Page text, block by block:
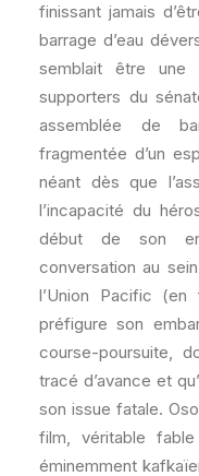
finissant jamais
barrage d’eau
semblait être une
supporters du
assemblée de
fragmentée d’un
néant dès que
l’incapacité du
début de son
conversation au
l’Union Pacific
préfigure son
course-poursuite,
tracé d’avance et
son issue fatale.
film, véritable fable
éminemment